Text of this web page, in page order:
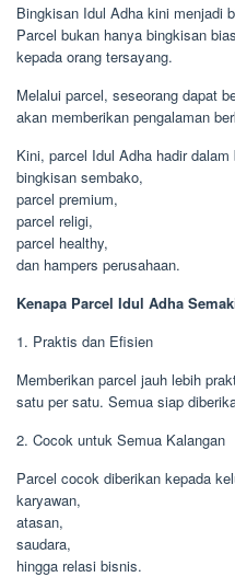
Bingkisan Idul Adha kini menjadi
Parcel bukan hanya bingkisan
kepada orang tersayang.
Melalui parcel, seseorang dapat
akan memberikan pengalaman
Kini, parcel Idul Adha hadir
bingkisan sembako,
parcel premium,
parcel religi,
parcel healthy,
dan hampers perusahaan.
Kenapa Parcel Idul Adha
1. Praktis dan Efisien
Memberikan parcel jauh lebih
satu per satu. Semua siap
2. Cocok untuk Semua Kalangan
Parcel cocok diberikan kepada
karyawan,
atasan,
saudara,
hingga relasi bisnis.